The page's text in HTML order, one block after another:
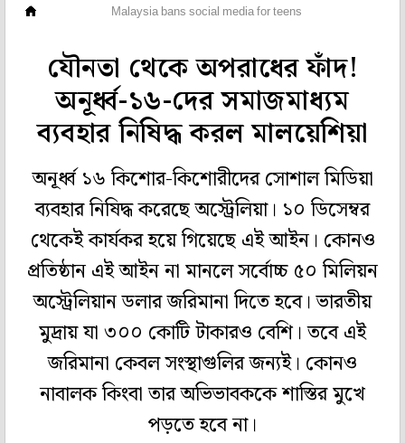
Malaysia bans social media for teens
যৌনতা থেকে অপরাধের ফাঁদ!
অনূর্ধ্ব-১৬-দের সমাজমাধ্যম
ব্যবহার নিষিদ্ধ করল মালয়েশিয়া
অনূর্ধ্ব ১৬ কিশোর-কিশোরীদের সোশাল মিডিয়া
ব্যবহার নিষিদ্ধ করেছে অস্ট্রেলিয়া। ১০ ডিসেম্বর
থেকেই কার্যকর হয়ে গিয়েছে এই আইন। কোনও
প্রতিষ্ঠান এই আইন না মানলে সর্বোচ্চ ৫০ মিলিয়ন
অস্ট্রেলিয়ান ডলার জরিমানা দিতে হবে। ভারতীয়
মুদ্রায় যা ৩০০ কোটি টাকারও বেশি। তবে এই
জরিমানা কেবল সংস্থাগুলির জন্যই। কোনও
নাবালক কিংবা তার অভিভাবককে শাস্তির মুখে
পড়তে হবে না।